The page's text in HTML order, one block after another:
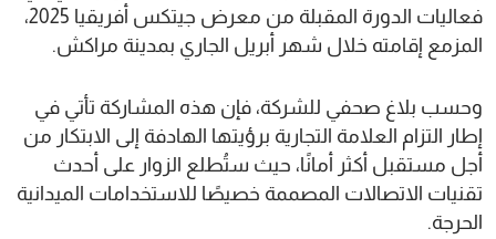
فعاليات الدورة المقبلة من معرض جيتكس أفريقيا 2025،
المزمع إقامته خلال شهر أبريل الجاري بمدينة مراكش.
وحسب بلاغ صحفي للشركة، فإن هذه المشاركة تأتي في
إطار التزام العلامة التجارية برؤيتها الهادفة إلى الابتكار من
أجل مستقبل أكثر أمانًا، حيث ستُطلع الزوار على أحدث
تقنيات الاتصالات المصممة خصيصًا للاستخدامات الميدانية
الحرجة.